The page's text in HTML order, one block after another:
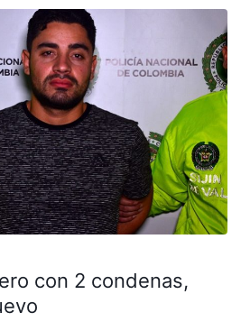
con 2 condenas,